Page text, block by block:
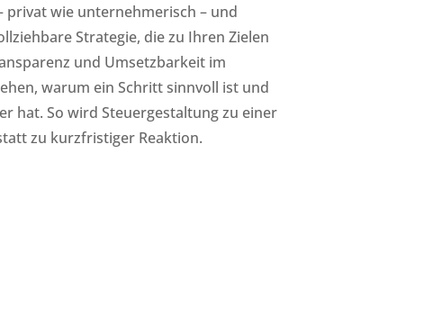
privat wie unternehmerisch – und
Strategie, die zu Ihren Zielen
und Umsetzbarkeit im
warum ein Schritt sinnvoll ist und
hat. So wird Steuergestaltung zu einer
zu kurzfristiger Reaktion.